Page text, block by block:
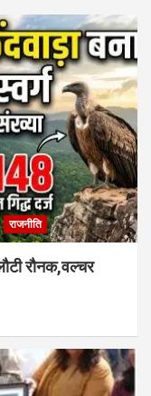
राजनीति
रौनक,वल्चर